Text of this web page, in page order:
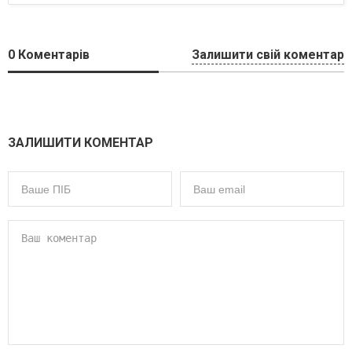
0 Коментарів Залишити свій коментар
ЗАЛИШИТИ КОМЕНТАР